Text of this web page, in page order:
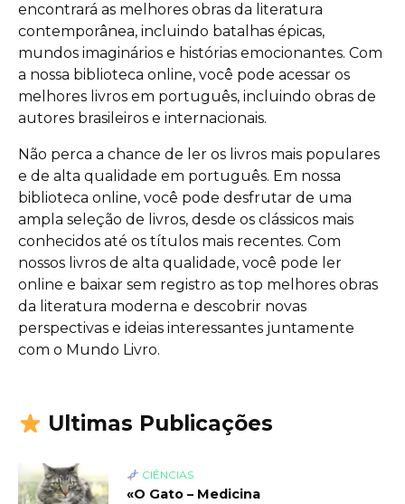
encontrará as melhores obras da literatura
contemporânea, incluindo batalhas épicas,
mundos imaginários e histórias emocionantes. Com
a nossa biblioteca online, você pode acessar os
melhores livros em português, incluindo obras de
autores brasileiros e internacionais.
Não perca a chance de ler os livros mais populares
e de alta qualidade em português. Em nossa
biblioteca online, você pode desfrutar de uma
ampla seleção de livros, desde os clássicos mais
conhecidos até os títulos mais recentes. Com
nossos livros de alta qualidade, você pode ler
online e baixar sem registro as top melhores obras
da literatura moderna e descobrir novas
perspectivas e ideias interessantes juntamente
com o Mundo Livro.
Ultimas Publicações
CIÊNCIAS
«O Gato – Medicina